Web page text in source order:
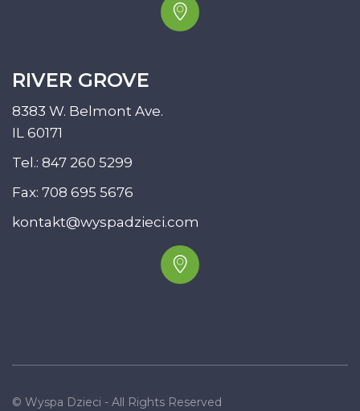
RIVER GROVE
8383 W. Belmont Ave.
IL 60171
Tel.: 847 260 5299
Fax: 708 695 5676
kontakt@wyspadzieci.com
© Wyspa Dzieci - All Rights Reserved